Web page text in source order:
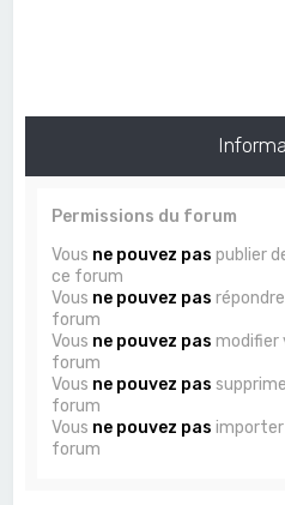
Permissions du forum
Vous ne pouvez pas publier
ce forum
Vous ne pouvez pas
forum
Vous ne pouvez pas modifier
forum
Vous ne pouvez pas
forum
Vous ne pouvez pas importer
forum